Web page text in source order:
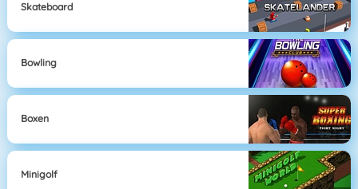
Skateboard
Bowling
Boxen
Minigolf